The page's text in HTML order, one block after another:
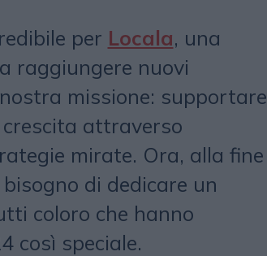
per Locala, una
raggiungere nuovi
missione: supportare
attraverso
mirate. Ora, alla fine
di dedicare un
coloro che hanno
così speciale.